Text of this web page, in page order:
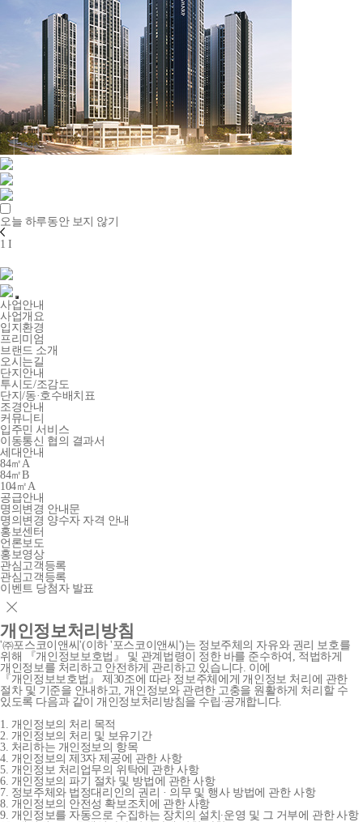
오늘 하루동안 보지 않기
1 I
사업안내
사업개요
입지환경
프리미엄
브랜드 소개
오시는길
단지안내
투시도/조감도
단지/동·호수배치표
조경안내
커뮤니티
입주민 서비스
이동통신 협의 결과서
세대안내
84㎡A
84㎡B
104㎡A
공급안내
명의변경 안내문
명의변경 양수자 자격 안내
홍보센터
언론보도
홍보영상
관심고객등록
관심고객등록
이벤트 당첨자 발표
개인정보처리방침
'㈜포스코이앤씨'(이하 '포스코이앤씨')는 정보주체의 자유와 권리 보호를
위해 『개인정보보호법』 및 관계법령이 정한 바를 준수하여, 적법하게
개인정보를 처리하고 안전하게 관리하고 있습니다. 이에
『개인정보보호법』 제30조에 따라 정보주체에게 개인정보 처리에 관한
절차 및 기준을 안내하고, 개인정보와 관련한 고충을 원활하게 처리할 수
있도록 다음과 같이 개인정보처리방침을 수립∙공개합니다.
1. 개인정보의 처리 목적
2. 개인정보의 처리 및 보유기간
3. 처리하는 개인정보의 항목
4. 개인정보의 제3자 제공에 관한 사항
5. 개인정보 처리업무의 위탁에 관한 사항
6. 개인정보의 파기 절차 및 방법에 관한 사항
7. 정보주체와 법정대리인의 권리 · 의무 및 행사 방법에 관한 사항
8. 개인정보의 안전성 확보조치에 관한 사항
9. 개인정보를 자동으로 수집하는 장치의 설치∙운영 및 그 거부에 관한 사항